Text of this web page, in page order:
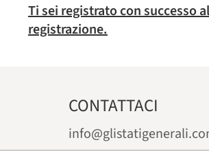
Ti sei registrato con successo
registrazione.
CONTATTACI